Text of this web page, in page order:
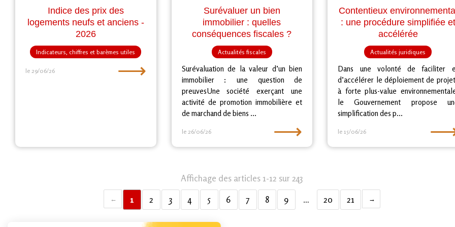
Indice des prix des
logements neufs et anciens -
2026
Indicateurs, chiffres et barèmes utiles
le 29/06/26 ⟶
Surévaluer un bien
immobilier : quelles
conséquences fiscales ?
Actualités fiscales
Surévaluation de la valeur d’un bien
immobilier : une question de
preuvesUne société exerçant une
activité de promotion immobilière et
de marchand de biens ...
le 26/06/26 ⟶
Contentieux environnemental
: une procédure simplifiée et
accélérée
Actualités juridiques
Dans une volonté de faciliter
d’accélérer le déploiement de
à forte plus-value
le Gouvernement propose
simplification des p...
le 15/06/26
Affichage des articles 1-12 sur 243
1
2 3 4 5 6 7 8 9 … 20 21